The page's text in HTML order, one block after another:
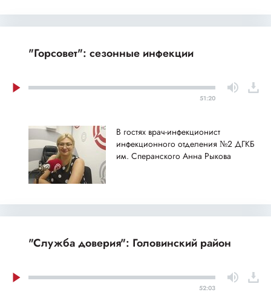
"Горсовет": сезонные инфекции
51:20
В гостях врач-инфекционист
инфекционного отделения №2 ДГКБ
им. Сперанского Анна Рыкова
"Служба доверия": Головинский район
52:03